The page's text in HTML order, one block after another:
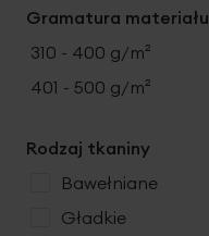
y
k
y
u
k
y
Gramatura materiału
310 - 400 g/m²
401 - 500 g/m²
Rodzaj tkaniny
bawełniane
gładkie